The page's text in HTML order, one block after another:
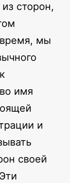
сторон,
мы
имя
и
своей